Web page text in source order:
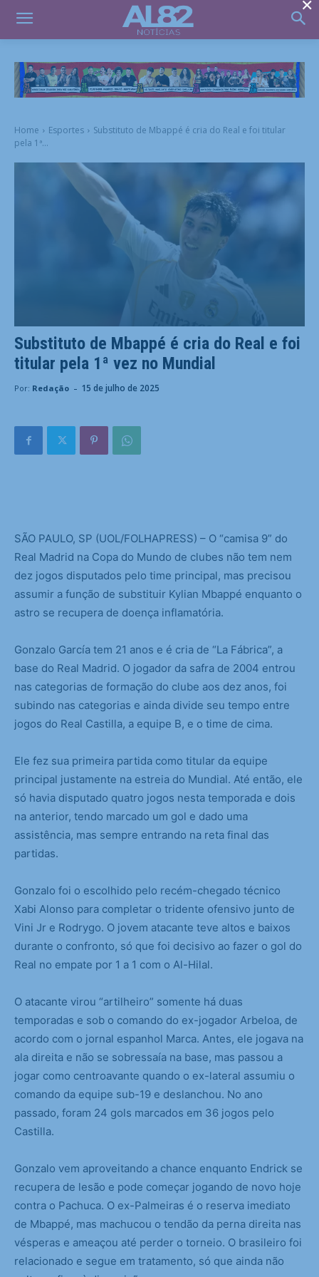
Home Esportes
Substituto de Mbappé é cria do Real e foi titular
pela 1ª...
Substituto de Mbappé é cria do Real e foi
titular pela 1ª vez no Mundial
Por: Redação - 15 de julho de 2025
SÃO PAULO, SP (UOL/FOLHAPRESS) – O “camisa 9” do
Real Madrid na Copa do Mundo de clubes não tem nem
dez jogos disputados pelo time principal, mas precisou
assumir a função de substituir Kylian Mbappé enquanto o
astro se recupera de doença inflamatória.
Gonzalo García tem 21 anos e é cria de “La Fábrica”, a
base do Real Madrid. O jogador da safra de 2004 entrou
nas categorias de formação do clube aos dez anos, foi
subindo nas categorias e ainda divide seu tempo entre
jogos do Real Castilla, a equipe B, e o time de cima.
Ele fez sua primeira partida como titular da equipe
principal justamente na estreia do Mundial. Até então, ele
só havia disputado quatro jogos nesta temporada e dois
na anterior, tendo marcado um gol e dado uma
assistência, mas sempre entrando na reta final das
partidas.
Gonzalo foi o escolhido pelo recém-chegado técnico
Xabi Alonso para completar o tridente ofensivo junto de
Vini Jr e Rodrygo. O jovem atacante teve altos e baixos
durante o confronto, só que foi decisivo ao fazer o gol do
Real no empate por 1 a 1 com o Al-Hilal.
O atacante virou “artilheiro” somente há duas
temporadas e sob o comando do ex-jogador Arbeloa, de
acordo com o jornal espanhol Marca. Antes, ele jogava na
ala direita e não se sobressaía na base, mas passou a
jogar como centroavante quando o ex-lateral assumiu o
comando da equipe sub-19 e deslanchou. No ano
passado, foram 24 gols marcados em 36 jogos pelo
Castilla.
Gonzalo vem aproveitando a chance enquanto Endrick se
recupera de lesão e pode começar jogando de novo hoje
contra o Pachuca. O ex-Palmeiras é o reserva imediato
de Mbappé, mas machucou o tendão da perna direita nas
vésperas e ameaçou até perder o torneio. O brasileiro foi
relacionado e segue em tratamento, só que ainda não